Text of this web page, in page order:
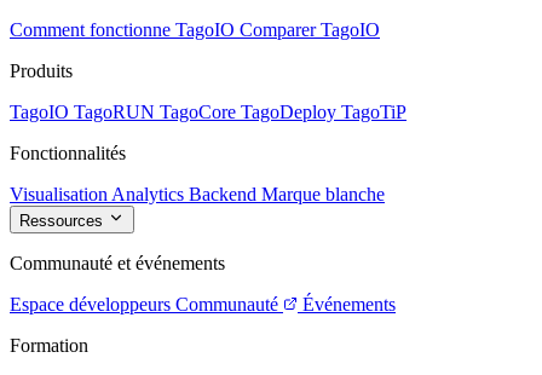
Comment fonctionne TagoIO Comparer TagoIO
Produits
TagoIO TagoRUN TagoCore TagoDeploy TagoTiP
Fonctionnalités
Visualisation Analytics Backend Marque blanche
Ressources
Communauté et événements
Espace développeurs Communauté
Événements
Formation